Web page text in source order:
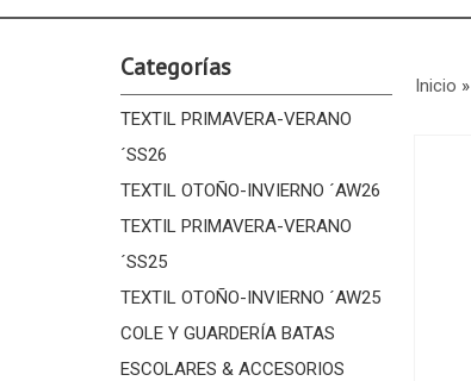
Categorías
TEXTIL PRIMAVERA-VERANO
´SS26
TEXTIL OTOÑO-INVIERNO ´AW26
TEXTIL PRIMAVERA-VERANO
´SS25
TEXTIL OTOÑO-INVIERNO ´AW25
COLE Y GUARDERÍA BATAS
ESCOLARES & ACCESORIOS
Inicio »